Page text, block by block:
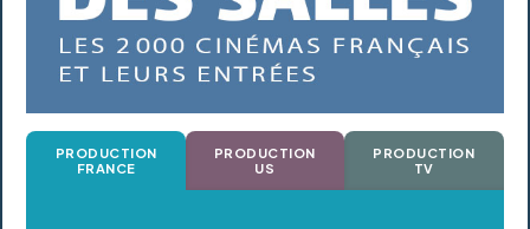
PRODUCTION
FRANCE
PRODUCTION
US
PRODUCTION
TV